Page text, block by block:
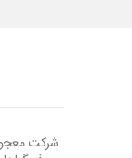
شرکت